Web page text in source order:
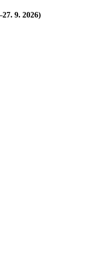
9. 2026)